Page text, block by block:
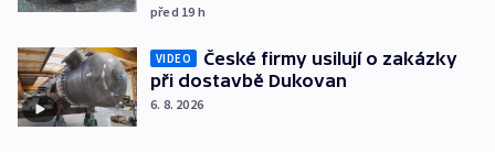
před 19 h
VIDEO
České firmy usilují o zakázky
při dostavbě Dukovan
6. 8. 2026